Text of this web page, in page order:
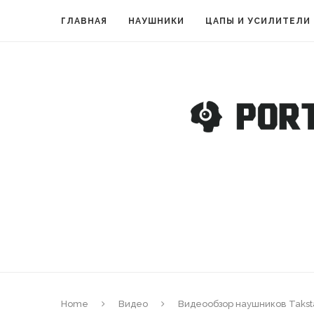
ГЛАВНАЯ НАУШНИКИ ЦАПЫ И УСИЛИТЕЛИ
Home Видео Видеообзор наушников